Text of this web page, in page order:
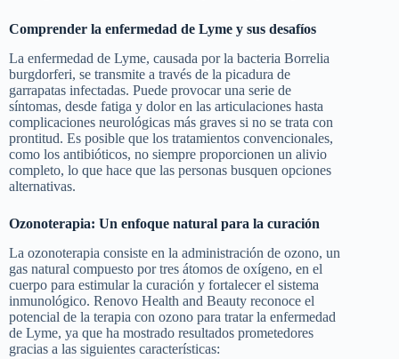
Comprender la enfermedad de Lyme y sus desafíos
La enfermedad de Lyme, causada por la bacteria Borrelia
burgdorferi, se transmite a través de la picadura de
garrapatas infectadas. Puede provocar una serie de
síntomas, desde fatiga y dolor en las articulaciones hasta
complicaciones neurológicas más graves si no se trata con
prontitud. Es posible que los tratamientos convencionales,
como los antibióticos, no siempre proporcionen un alivio
completo, lo que hace que las personas busquen opciones
alternativas.
Ozonoterapia: Un enfoque natural para la curación
La ozonoterapia consiste en la administración de ozono, un
gas natural compuesto por tres átomos de oxígeno, en el
cuerpo para estimular la curación y fortalecer el sistema
inmunológico. Renovo Health and Beauty reconoce el
potencial de la terapia con ozono para tratar la enfermedad
de Lyme, ya que ha mostrado resultados prometedores
gracias a las siguientes características: